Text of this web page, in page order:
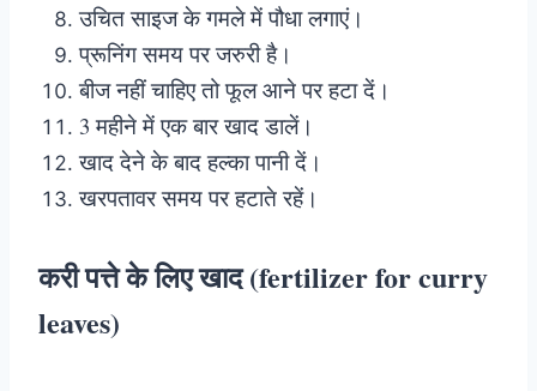
उचित साइज के गमले में पौधा लगाएं।
प्रूनिंग समय पर जरुरी है।
बीज नहीं चाहिए तो फूल आने पर हटा दें।
3 महीने में एक बार खाद डालें।
खाद देने के बाद हल्का पानी दें।
खरपतावर समय पर हटाते रहें।
करी पत्ते के लिए खाद (fertilizer for curry
leaves)